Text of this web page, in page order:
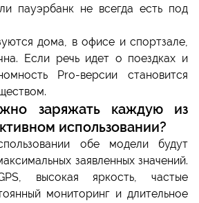
пауэрбанк не всегда есть под
дома, в офисе и спортзале,
Если речь идет о поездках и
Pro-версии становится
заряжать каждую из
использовании?
обе модели будут
заявленных значений.
высокая яркость, частые
мониторинг и длительное